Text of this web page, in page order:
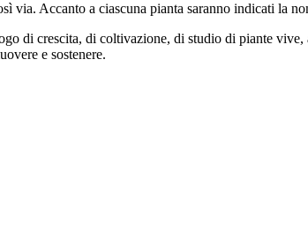
via. Accanto a ciascuna pianta saranno indicati la
di crescita, di coltivazione, di studio di piante vive,
e sostenere.